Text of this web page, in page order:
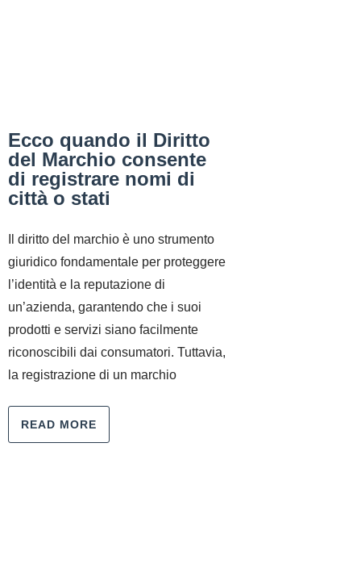
Ecco quando il Diritto
del Marchio consente
di registrare nomi di
città o stati
Il diritto del marchio è uno strumento
giuridico fondamentale per proteggere
l’identità e la reputazione di
un’azienda, garantendo che i suoi
prodotti e servizi siano facilmente
riconoscibili dai consumatori. Tuttavia,
la registrazione di un marchio
READ MORE